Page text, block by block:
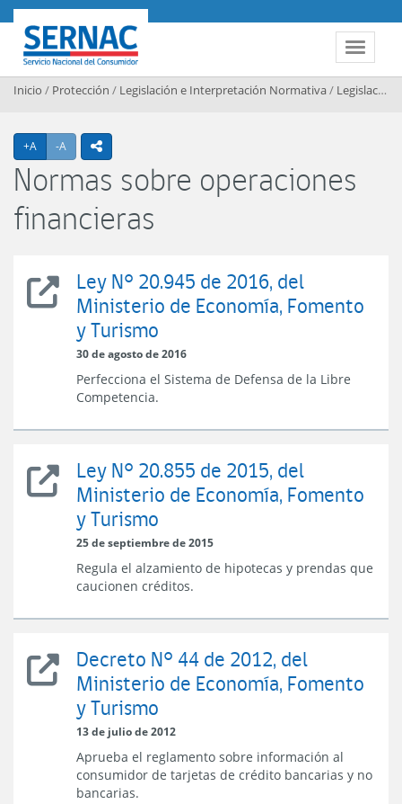
Contenido principal
Toggle
SERNAC
Inicio / Protección / Legislación e Interpretación Normativa/ Legislación
+A Agrandar texto
-A Achicar textoicono compartir
Normas sobre operaciones
financieras
Ley
N°
20.945
de
2016,
del
Ministerio
Economía,
Turismo
Ley N° 20.945 de 2016, del
Ministerio de Economía, Fomento
y Turismo
30 de agosto de 2016
Perfecciona el Sistema de Defensa de la Libre
Competencia.
Ley
N°
20.855
de
2015,
del
Ministerio
Economía,
Turismo
Ley N° 20.855 de 2015, del
Ministerio de Economía, Fomento
y Turismo
25 de septiembre de 2015
Regula el alzamiento de hipotecas y prendas que
caucionen créditos.
Decreto
N°
44
del
Ministerio
de
Economía,
Fomento
Decreto N° 44 de 2012, del
Ministerio de Economía, Fomento
y Turismo
13 de julio de 2012
Aprueba el reglamento sobre información al
consumidor de tarjetas de crédito bancarias y no
bancarias.